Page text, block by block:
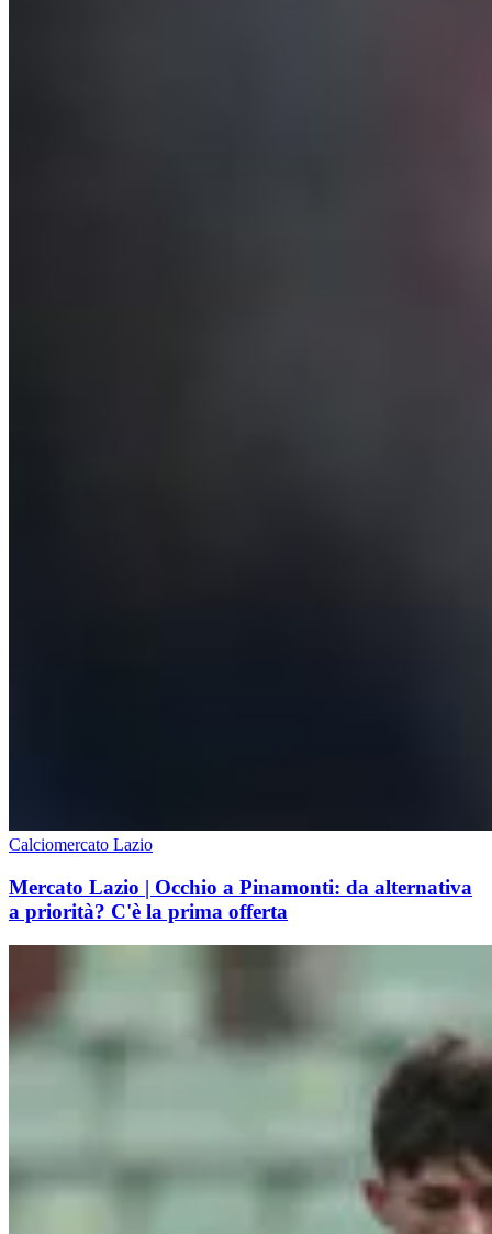
Calciomercato Lazio
Mercato Lazio | Occhio a Pinamonti: da alternativa
a priorità? C'è la prima offerta